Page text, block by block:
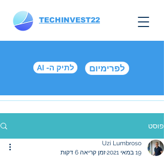
TECHINVEST22
AI -לתיק ה לפרימיום
פוסט
Uzi Lumbroso
19 במאי 2021
זמן קריאה 6 דקות